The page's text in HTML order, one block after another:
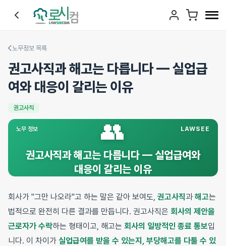
노무정보 목록
권고사직과 해고는 다릅니다 — 실업급
여와 대응이 갈리는 이유
권고사직
노무 정보 👥
권고사직과 해고는 다릅니다 — 실업급여와
대응이 갈리는 이유
LAWSEE
회사가 "그만 나오라"고 하는 말은 같아 보여도, 권고사직과해고는
법적으로 완전히 다른 결과를 만듭니다. 권고사직은 회사의 제안을
근로자가 수락하는 형태이고, 해고는 회사의 일방적인 종료 통보입
니다. 이 차이가 실업급여를 받을 수 있는지, 부당해고를 다툴 수 있